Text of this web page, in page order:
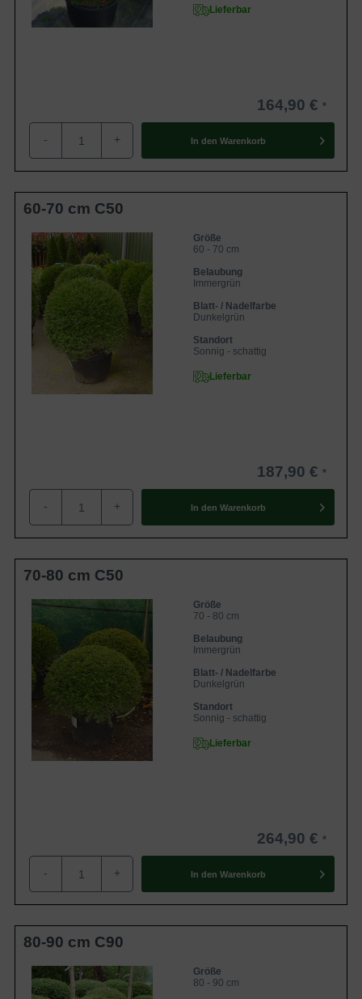
Lieferbar
164,90 €
- + In den Warenkorb
60-70 cm C50
Größe
60 - 70 cm
Belaubung
Immergrün
Blatt- / Nadelfarbe
Dunkelgrün
Standort
Sonnig - schattig
Lieferbar
187,90 €
- + In den Warenkorb
70-80 cm C50
Größe
70 - 80 cm
Belaubung
Immergrün
Blatt- / Nadelfarbe
Dunkelgrün
Standort
Sonnig - schattig
Lieferbar
264,90 €
- + In den Warenkorb
80-90 cm C90
Größe
80 - 90 cm